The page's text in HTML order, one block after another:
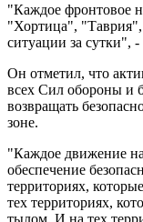
"Каждое фронтовое
"Хортица",
ситуации за сутки",
Он отметил, что
всех Сил обороны и
возвращать
зоне.
"Каждое движение
обеспечение
территориях,
тех территориях,
тылом. И на тех